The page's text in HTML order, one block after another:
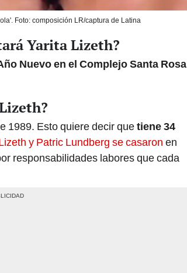
Foto: composición LR/captura de Latina
Yarita Lizeth?
Nuevo en el Complejo Santa Rosa
1989. Esto quiere decir quetiene 34
y Patric Lundberg se casaron en
responsabilidades labores que cada